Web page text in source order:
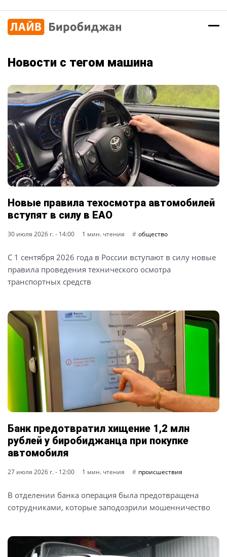
Новости с тегом машина
Новые правила техосмотра автомобилей
вступят в силу в ЕАО
30 июля 2026 г. - 14:00 1 мин. чтения общество
С 1 сентября 2026 года в России вступают в силу новые
правила проведения технического осмотра
транспортных средств
Банк предотвратил хищение 1,2 млн
рублей у биробиджанца при покупке
автомобиля
27 июля 2026 г. - 12:00 1 мин. чтения происшествия
В отделении банка операция была предотвращена
сотрудниками, которые заподозрили мошенничество